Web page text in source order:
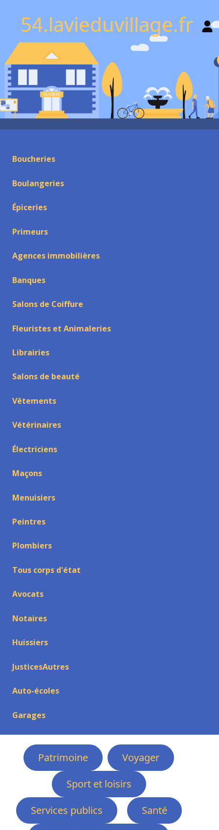
54.lavieduvillage.fr
Boucheries
Boulangeries
Épiceries
Primeurs
Agences immobilières
Banques
Salons de Coiffure
Fleuristes et Animaleries
Librairies
Salons de beauté
Vêtements
Vétérinaires
Électriciens
Maçons
Menuisiers
Peintres
Plombiers
Tous corps d'état
Avocats
Notaires
Huissiers
JusticesAutres
Auto-écoles
Garages
Patrimoine
Voyager
Sport et loisirs
Services publics
Santé